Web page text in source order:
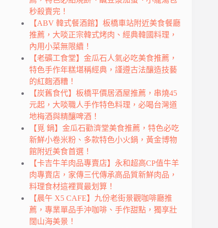
秒殺賣完！
【ABV 韓式餐酒館】板橋車站附近美食餐廳
推薦，大啖正宗韓式烤肉、經典韓國料理，
內用小菜無限續！
【老礦工食堂】金瓜石人氣必吃美食推薦，
特色手作年糕堪稱經典，謹遵古法釀造技藝
的紅麴酒糟！
【炭舊食代】板橋平價居酒屋推薦，串燒45
元起，大啖職人手作特色料理，必喝台灣道
地梅酒與精釀啤酒！
【覓 鍋】金瓜石勸濟堂美食推薦，特色必吃
新鮮小卷米粉、多款特色小火鍋，黃金博物
館附近美食首選！
【卡吉牛羊肉品專賣店】永和超高CP值牛羊
肉專賣店，家傳三代傳承高品質新鮮肉品，
料理食材這裡買最划算！
【晨午 X5 CAFE】九份老街景觀咖啡廳推
薦，專業單品手沖咖啡、手作甜點，獨享壯
闊山海美景！